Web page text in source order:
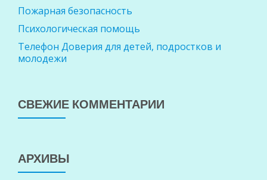
Пожарная безопасность
Психологическая помощь
Телефон Доверия для детей, подростков и
молодежи
СВЕЖИЕ КОММЕНТАРИИ
АРХИВЫ